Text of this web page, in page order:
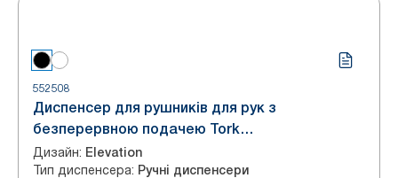
552508
Диспенсер для рушників для рук з
безперервною подачею Tork
PeakServe® Continuous™
Дизайн: Elevation
Тип диспенсера: Ручні диспенсери